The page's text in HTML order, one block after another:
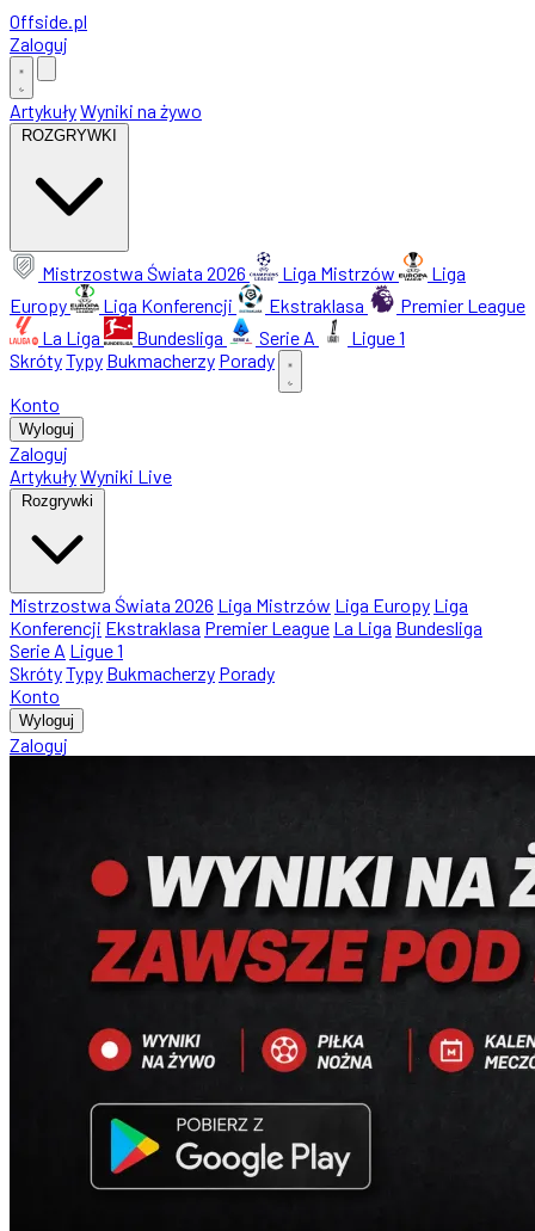
Offside.pl
Zaloguj
ArtykułyWyniki na żywo
ROZGRYWKI
Mistrzostwa Świata 2026 Liga Mistrzów
Liga
Europy
Liga Konferencji Ekstraklasa
Premier League
La Liga
Bundesliga Serie A
Ligue 1
SkrótyTypy Bukmacherzy Porady
Konto
Wyloguj
Zaloguj
ArtykułyWyniki Live
Rozgrywki
Mistrzostwa Świata 2026 Liga Mistrzów Liga Europy Liga
Konferencji Ekstraklasa Premier League La Liga Bundesliga
Serie A Ligue 1
SkrótyTypy Bukmacherzy Porady
Konto
Wyloguj
Zaloguj